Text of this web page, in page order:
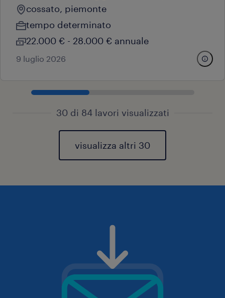
cossato, piemonte
tempo determinato
22.000 € - 28.000 € annuale
9 luglio 2026
30 di 84 lavori visualizzati
visualizza altri 30